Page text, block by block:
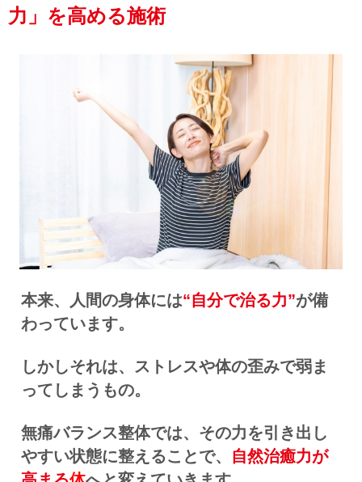
力」を高める施術
本来、人間の身体には“自分で治る力”が備
わっています。
しかしそれは、ストレスや体の歪みで弱ま
ってしまうもの。
無痛バランス整体では、その力を引き出し
やすい状態に整えることで、 自然治癒力が